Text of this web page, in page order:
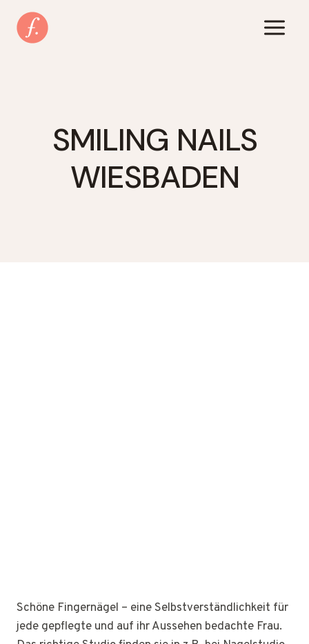
Inhalt
springen
SMILING NAILS
WIESBADEN
Schöne Fingernägel – eine Selbstverständlichkeit für
jede gepflegte und auf ihr Aussehen bedachte Frau.